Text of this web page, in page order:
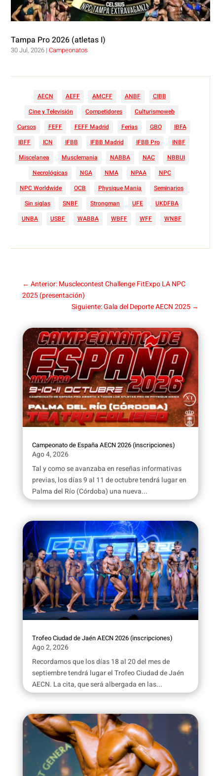
Tampa Pro 2026 (atletas I)
30 Jul, 2026 |Campeonatos
AECN AEFF AMCFF ANBF
CIBB
Cine y Televisión
Competidores
Culturismoweb
Cursos
FEFF FEFF Madrid Ferias GBO
IBFA
IBFF
ICN IFBB IFBB Madrid IFBB Pro
INBF
Miscelanea
Musclemania NABBA NAC
NBBUI
Necrológicas
NGA NMA NPAA
NPC
NPC Worldwide
OCB Physique Mania
Seminarios
Sin siglas
SNBF Strongman UFE
UKDFBA
UNBA
USBF WABBA WBFF WFF WNBF
← Anterior: Musclecontest Challenge FitExpo LA NPC
2025 (presentación)
Siguiente: Gala del Deporte AECN 2025 →
Campeonato de España AECN 2026 (inscripciones)
Ago 4, 2026
Tal y como se avanzaba en reseñas informativas
previas, los días 9 al 11 de octubre tendrá lugar en
Palma del Río (Córdoba) una nueva...
Trofeo Ciudad de Jaén AECN 2026 (inscripciones)
Ago 2, 2026
Recordamos que los días 18 al 20 del mes de
septiembre tendrá lugar el Trofeo Ciudad de Jaén
AECN. La cita, que será albergada en las...